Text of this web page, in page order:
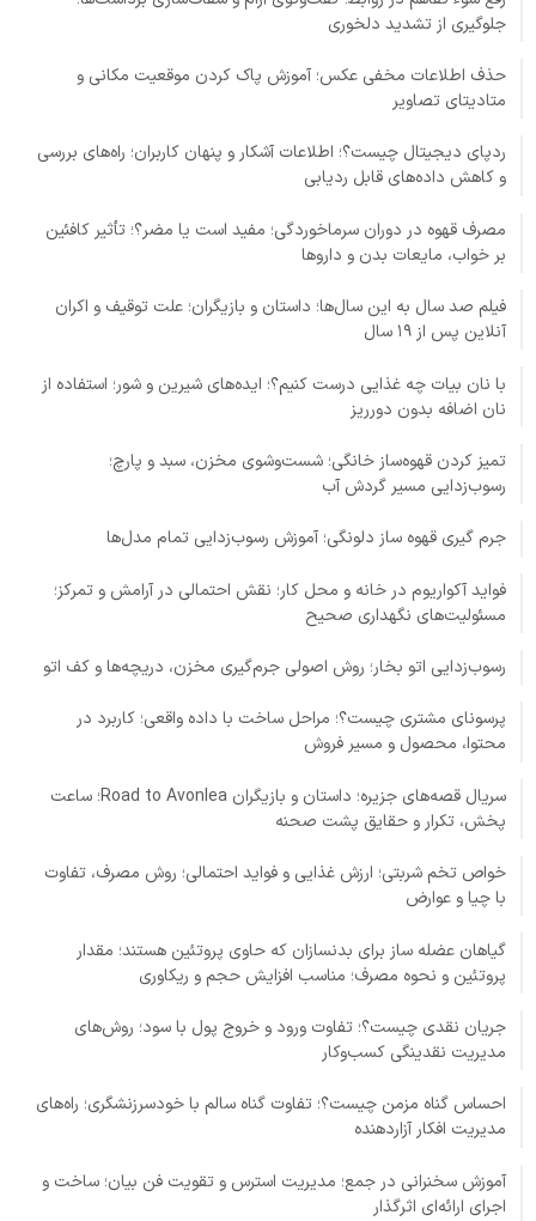
جلوگیری از تشدید دلخوری
حذف اطلاعات مخفی عکس؛ آموزش پاک کردن موقعیت مکانی و
متادیتای تصاویر
ردپای دیجیتال چیست؟؛ اطلاعات آشکار و پنهان کاربران؛ راه‌های بررسی
و کاهش داده‌های قابل ردیابی
مصرف قهوه در دوران سرماخوردگی؛ مفید است یا مضر؟؛ تأثیر کافئین
بر خواب، مایعات بدن و داروها
فیلم صد سال به این سال‌ها؛ داستان و بازیگران؛ علت توقیف و اکران
آنلاین پس از ۱۹ سال
با نان بیات چه غذایی درست کنیم؟؛ ایده‌های شیرین و شور؛ استفاده از
نان اضافه بدون دورریز
تمیز کردن قهوه‌ساز خانگی؛ شست‌وشوی مخزن، سبد و پارچ؛
رسوب‌زدایی مسیر گردش آب
جرم گیری قهوه ساز دلونگی؛ آموزش رسوب‌زدایی تمام مدل‌ها
فواید آکواریوم در خانه و محل کار؛ نقش احتمالی در آرامش و تمرکز؛
مسئولیت‌های نگهداری صحیح
رسوب‌زدایی اتو بخار؛ روش اصولی جرم‌گیری مخزن، دریچه‌ها و کف اتو
پرسونای مشتری چیست؟؛ مراحل ساخت با داده واقعی؛ کاربرد در
محتوا، محصول و مسیر فروش
سریال قصه‌های جزیره؛ داستان و بازیگران Road to Avonlea؛ ساعت
پخش، تکرار و حقایق پشت صحنه
خواص تخم شربتی؛ ارزش غذایی و فواید احتمالی؛ روش مصرف، تفاوت
با چیا و عوارض
گیاهان عضله ساز برای بدنسازان که حاوی پروتئین هستند؛ مقدار
پروتئین و نحوه مصرف؛ مناسب افزایش حجم و ریکاوری
جریان نقدی چیست؟؛ تفاوت ورود و خروج پول با سود؛ روش‌های
مدیریت نقدینگی کسب‌وکار
احساس گناه مزمن چیست؟؛ تفاوت گناه سالم با خودسرزنشگری؛ راه‌های
مدیریت افکار آزاردهنده
آموزش سخنرانی در جمع؛ مدیریت استرس و تقویت فن بیان؛ ساخت و
اجرای ارائه‌ای اثرگذار